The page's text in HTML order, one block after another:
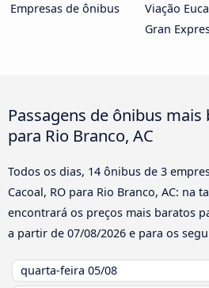
Empresas de ônibus
Viação
Gran
Passagens de ônibus mais
para Rio Branco, AC
Todos os dias, 14 ônibus de 3
Cacoal, RO para Rio Branco, AC: na
encontrará os preços mais baratos
a partir de 07/08/2026 e para os
quarta-feira 05/08